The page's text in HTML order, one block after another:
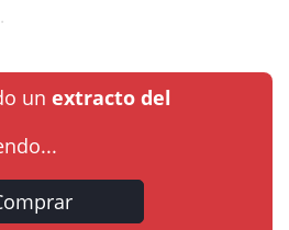
un extracto del